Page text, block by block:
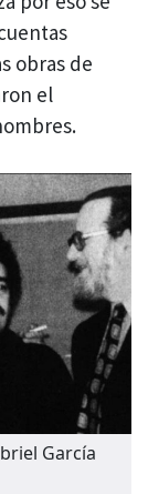
obras de
el
García